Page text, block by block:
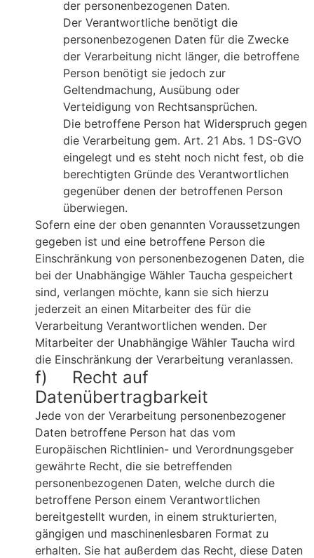
der personenbezogenen Daten.
Der Verantwortliche benötigt die
personenbezogenen Daten für die Zwecke
der Verarbeitung nicht länger, die betroffene
Person benötigt sie jedoch zur
Geltendmachung, Ausübung oder
Verteidigung von Rechtsansprüchen.
Die betroffene Person hat Widerspruch gegen
die Verarbeitung gem. Art. 21 Abs. 1 DS-GVO
eingelegt und es steht noch nicht fest, ob die
berechtigten Gründe des Verantwortlichen
gegenüber denen der betroffenen Person
überwiegen.
Sofern eine der oben genannten Voraussetzungen
gegeben ist und eine betroffene Person die
Einschränkung von personenbezogenen Daten, die
bei der Unabhängige Wähler Taucha gespeichert
sind, verlangen möchte, kann sie sich hierzu
jederzeit an einen Mitarbeiter des für die
Verarbeitung Verantwortlichen wenden. Der
Mitarbeiter der Unabhängige Wähler Taucha wird
die Einschränkung der Verarbeitung veranlassen.
f) Recht auf
Datenübertragbarkeit
Jede von der Verarbeitung personenbezogener
Daten betroffene Person hat das vom
Europäischen Richtlinien- und Verordnungsgeber
gewährte Recht, die sie betreffenden
personenbezogenen Daten, welche durch die
betroffene Person einem Verantwortlichen
bereitgestellt wurden, in einem strukturierten,
gängigen und maschinenlesbaren Format zu
erhalten. Sie hat außerdem das Recht, diese Daten